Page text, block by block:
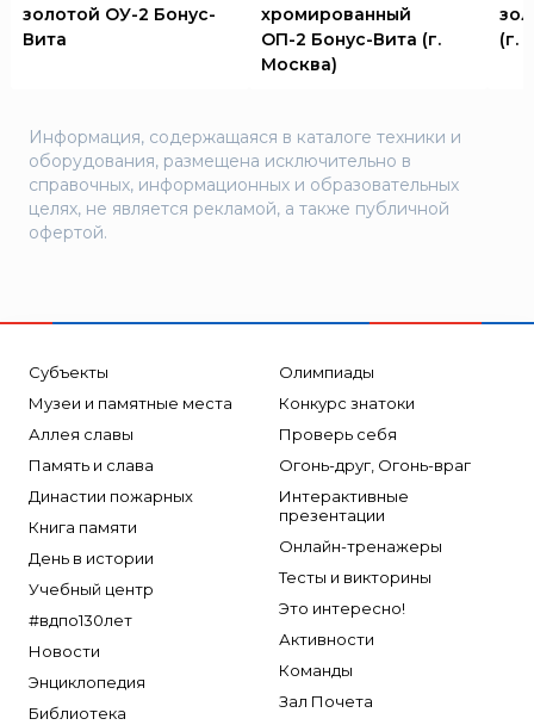
золотой ОУ-2 Бонус-
Вита
хромированный
ОП-2 Бонус-Вита (г.
Москва)
(г.
Информация, содержащаяся в каталоге техники и
оборудования, размещена исключительно в
справочных, информационных и образовательных
целях, не является рекламой, а также публичной
офертой.
Субъекты
Музеи и памятные места
Аллея славы
Память и слава
Династии пожарных
Книга памяти
День в истории
Учебный центр
#вдпо130лет
Новости
Энциклопедия
Библиотека
Олимпиады
Конкурс знатоки
Проверь себя
Огонь-друг, Огонь-враг
Интерактивные
презентации
Онлайн-тренажеры
Тесты и викторины
Это интересно!
Активности
Команды
Зал Почета